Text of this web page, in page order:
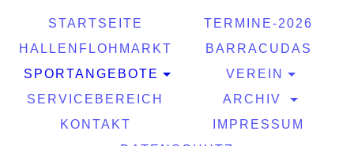
STARTSEITE
TERMINE-2026
HALLENFLOHMARKT
BARRACUDAS
SPORTANGEBOTE
VEREIN
SERVICEBEREICH
ARCHIV
KONTAKT
IMPRESSUM